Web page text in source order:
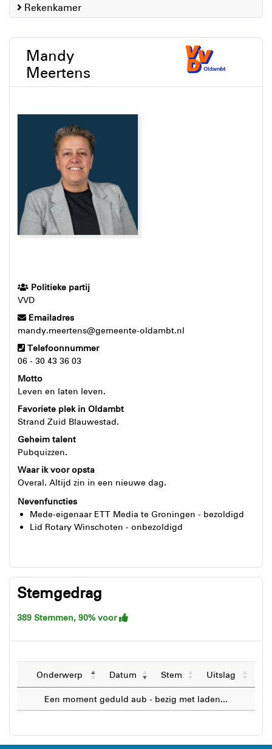
Rekenkamer
Mandy
Meertens
Politieke partij
VVD
Emailadres
mandy.meertens@gemeente-oldambt.nl
Telefoonnummer
06 - 30 43 36 03
Motto
Leven en laten leven.
Favoriete plek in Oldambt
Strand Zuid Blauwestad.
Geheim talent
Pubquizzen.
Waar ik voor opsta
Overal. Altijd zin in een nieuwe dag.
Nevenfuncties
Mede-eigenaar ETT Media te Groningen - bezoldigd
Lid Rotary Winschoten - onbezoldigd
Stemgedrag
389 Stemmen, 90% voor
Onderwerp Datum Stem Uitslag
Een moment geduld aub - bezig met laden...